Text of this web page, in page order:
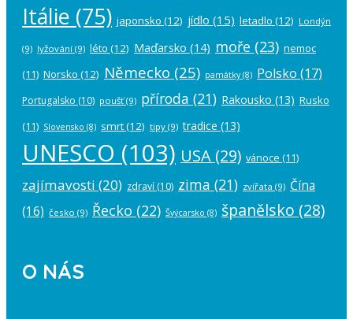
Itálie (75) japonsko (12) jídlo (15) letadlo (12) Londýn
(9) lyžování (9) léto (12) Maďarsko (14) moře (23) nemoc
(11) Norsko (12) Německo (25) památky(8) Polsko (17)
Portugalsko (10) poušť(9) příroda (21) Rakousko (13) Rusko
(11) Slovensko (8) smrt(12) tipy (9) tradice (13)
UNESCO (103) USA (29) vánoce (11)
zajímavosti (20) zdraví (10) zima (21) zvířata (9) Čína
(16) česko (9) Řecko (22) Švýcarsko (8) španělsko (28)
O NÁS